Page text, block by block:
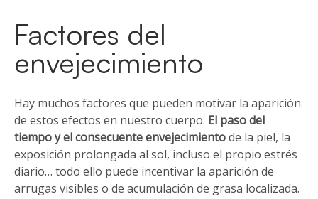
Factores del
envejecimiento
Hay muchos factores que pueden motivar la aparición
de estos efectos en nuestro cuerpo. El paso del
tiempo y el consecuente envejecimientode la piel, la
exposición prolongada al sol, incluso el propio estrés
diario… todo ello puede incentivar la aparición de
arrugas visibles o de acumulación de grasa localizada.